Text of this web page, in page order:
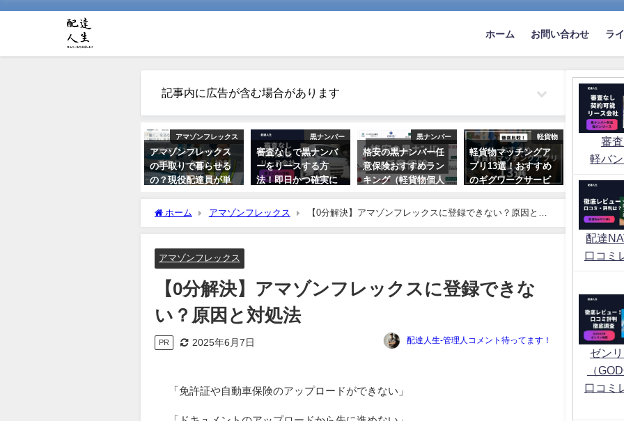
ホーム お問い合わせ ラ
記事内に広告が含む場合があります
アマゾンフレックス
アマゾンフレックス
の手取りで暮らせる
の？現役配達員が単
レーション解説
2021年10月22日
黒ナンバー
審査なしで黒ナンバ
ーをリースする方
法！即日かつ確実に
る？
2021年5月26日
黒ナンバー
格安の黒ナンバー任
意保険おすすめラン
キング（軽貨物個人
2022年10月2日
軽貨物
軽貨物マッチングア
プリ13選！おすすめ
のギグワークサービ
2021年7月24日
ホーム アマゾンフレックス
【0分解決】アマゾンフレックスに登録できない？原因と対
処法
アマゾンフレックス
【0分解決】アマゾンフレックスに登録できな
い？原因と対処法
PR 2025年6月7日 配達人生-管理人コメント待ってます！
「免許証や自動車保険のアップロードができない」
審
軽バ
配達
口コミ
ゼン
（
口コミ